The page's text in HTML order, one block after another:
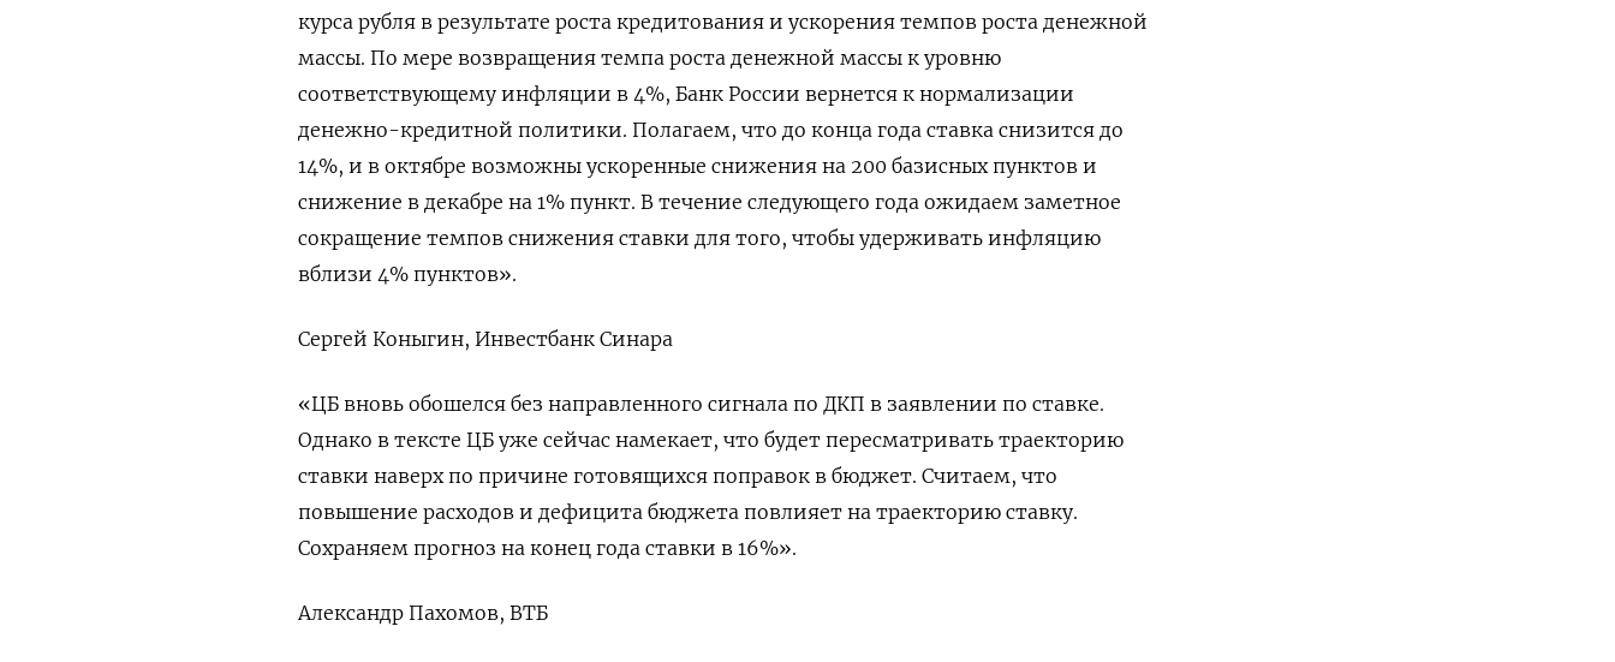
курса рубля в результате роста кредитования и ускорения темпов роста денежной
массы. По мере возвращения темпа роста денежной массы к уровню
соответствующему инфляции в 4%, Банк России вернется к нормализации
денежно-кредитной политики. Полагаем, что до конца года ставка снизится до
14%, и в октябре возможны ускоренные снижения на 200 базисных пунктов и
снижение в декабре на 1% пункт. В течение следующего года ожидаем заметное
сокращение темпов снижения ставки для того, чтобы удерживать инфляцию
вблизи 4% пунктов».
Сергей Коныгин, Инвестбанк Синара
«ЦБ вновь обошелся без направленного сигнала по ДКП в заявлении по ставке.
Однако в тексте ЦБ уже сейчас намекает, что будет пересматривать траекторию
ставки наверх по причине готовящихся поправок в бюджет. Считаем, что
повышение расходов и дефицита бюджета повлияет на траекторию ставку.
Сохраняем прогноз на конец года ставки в 16%».
Александр Пахомов, ВТБ